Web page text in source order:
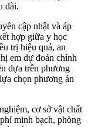
dài.
cập nhật và áp
hợp giữa y học
trị hiệu quả, an
em dự đoán chính
dựa trên phương
chọn phương án
cơ sở vật chất
minh bạch, phòng